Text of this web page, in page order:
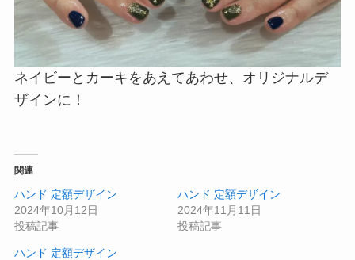
ネイビーとカーキをあえてあわせ、オリジナルデ
ザインに！
関連
ハンド 定額デザイン
2024年10月12日
投稿記事
ハンド 定額デザイン
2024年11月11日
投稿記事
ハンド 定額デザイン